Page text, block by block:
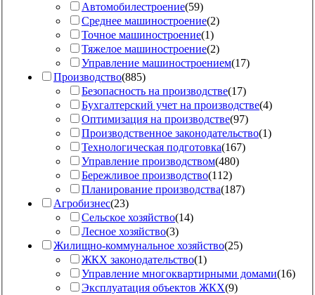
Автомобилестроение(59)
Среднее машиностроение(2)
Точное машиностроение(1)
Тяжелое машиностроение(2)
Управление машиностроением(17)
Производство(885)
Безопасность на производстве(17)
Бухгалтерский учет на производстве(4)
Оптимизация на производстве(97)
Производственное законодательство(1)
Технологическая подготовка(167)
Управление производством(480)
Бережливое производство(112)
Планирование производства(187)
Агробизнес(23)
Сельское хозяйство(14)
Лесное хозяйство(3)
Жилищно-коммунальное хозяйство(25)
ЖКХ законодательство(1)
Управление многоквартирными домами(16)
Эксплуатация объектов ЖКХ(9)